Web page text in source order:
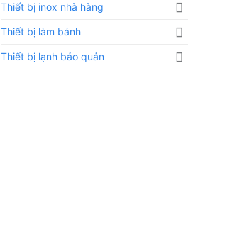
Thiết bị inox nhà hàng
Thiết bị làm bánh
Thiết bị lạnh bảo quản